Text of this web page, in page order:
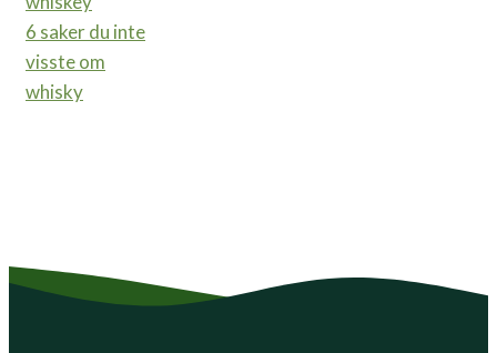
6 saker du inte
visste om
whisky